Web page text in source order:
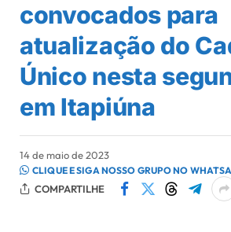
convocados para
atualização do
Único nesta
em Itapiúna
14 de maio de 2023
CLIQUE E SIGA NOSSO GRUPO NO
COMPARTILHE